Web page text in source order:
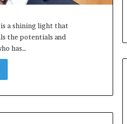
is a shining light that
the potentials and
has…